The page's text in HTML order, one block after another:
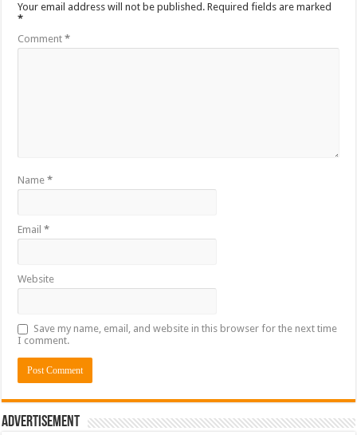
Your email address will not be published. Required fields are marked
*
Comment*
Name*
Email*
Website
Save my name, email, and website in this browser for the next time
I comment.
Advertisement